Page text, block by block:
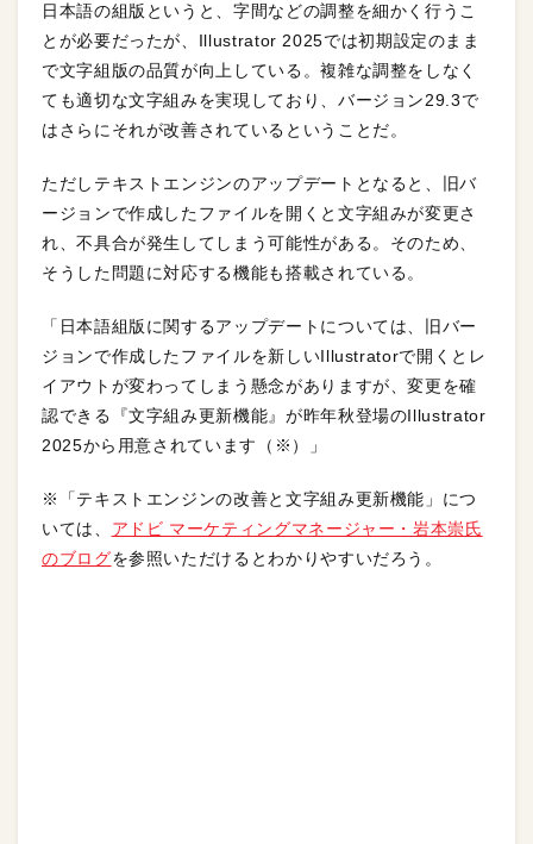
日本語の組版というと、字間などの調整を細かく行うこ
とが必要だったが、Illustrator 2025では初期設定のまま
で文字組版の品質が向上している。複雑な調整をしなく
ても適切な文字組みを実現しており、バージョン29.3で
はさらにそれが改善されているということだ。
ただしテキストエンジンのアップデートとなると、旧バ
ージョンで作成したファイルを開くと文字組みが変更さ
れ、不具合が発生してしまう可能性がある。そのため、
そうした問題に対応する機能も搭載されている。
「日本語組版に関するアップデートについては、旧バー
ジョンで作成したファイルを新しいIllustratorで開くとレ
イアウトが変わってしまう懸念がありますが、変更を確
認できる『文字組み更新機能』が昨年秋登場のIllustrator
2025から用意されています（※）」
※「テキストエンジンの改善と文字組み更新機能」につ
いては、 アドビ マーケティングマネージャー・岩本崇氏
のブログを参照いただけるとわかりやすいだろう。